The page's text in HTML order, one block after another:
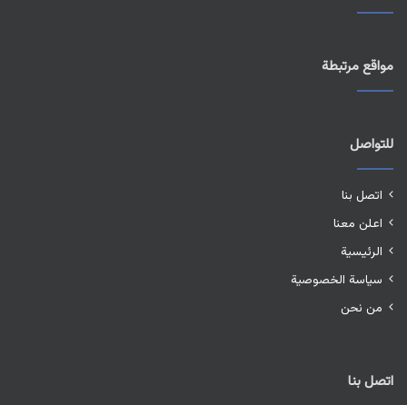
مواقع مرتبطة
للتواصل
اتصل بنا
اعلن معنا
الرئيسية
سياسة الخصوصية
من نحن
اتصل بنا